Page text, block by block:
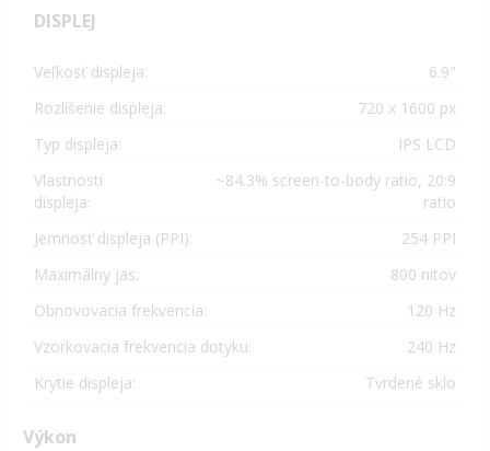
DISPLEJ
Veľkosť displeja:
6.9"
Rozlíšenie displeja:
720 x 1600 px
Typ displeja:
IPS LCD
Vlastnosti
displeja:
~84.3% screen-to-body ratio, 20:9
ratio
Jemnosť displeja (PPI):
254 PPI
Maximálny jas:
800 nitov
Obnovovacia frekvencia:
120 Hz
Vzorkovacia frekvencia dotyku:
240 Hz
Krytie displeja:
Tvrdené sklo
Výkon